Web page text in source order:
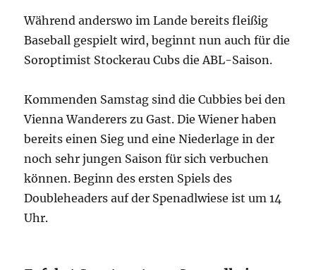
Während anderswo im Lande bereits fleißig
Baseball gespielt wird, beginnt nun auch für die
Soroptimist Stockerau Cubs die ABL-Saison.
Kommenden Samstag sind die Cubbies bei den
Vienna Wanderers zu Gast. Die Wiener haben
bereits einen Sieg und eine Niederlage in der
noch sehr jungen Saison für sich verbuchen
können. Beginn des ersten Spiels des
Doubleheaders auf der Spenadlwiese ist um 14
Uhr.